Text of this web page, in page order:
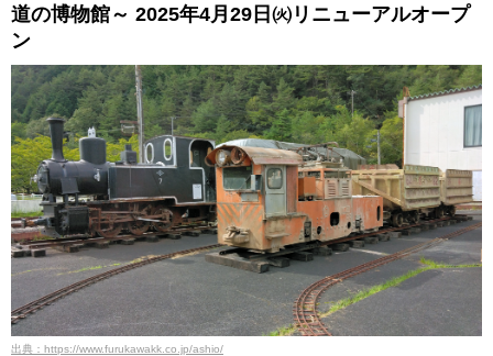
道の博物館～ 2025年4月29日㈫リニューアルオープ
ン
出典：https://www.furukawakk.co.jp/ashio/